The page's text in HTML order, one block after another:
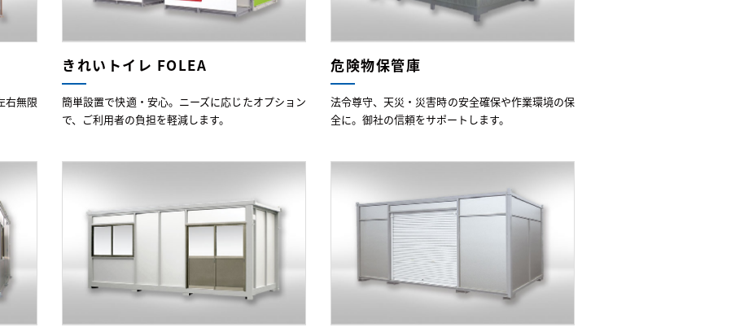
右無限
きれいトイレ FOLEA
簡単設置で快適・安心。ニーズに応じたオプション
で、ご利用者の負担を軽減します。
危険物保管庫
法令尊守、天災・災害時の安全確保や作業環境の保
全に。御社の信頼をサポートします。